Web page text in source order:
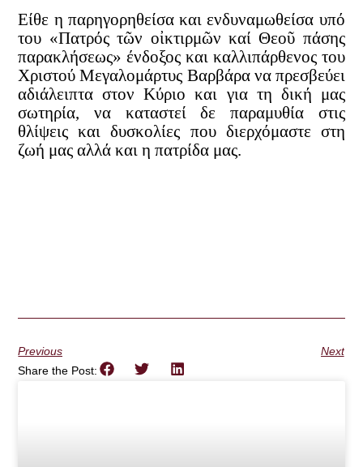
Είθε η παρηγορηθείσα και ενδυναμωθείσα υπό
του «Πατρός τῶν οἰκτιρμῶν καί Θεοῦ πάσης
παρακλήσεως» ένδοξος και καλλιπάρθενος του
Χριστού Μεγαλομάρτυς Βαρβάρα να πρεσβεύει
αδιάλειπτα στον Κύριο και για τη δική μας
σωτηρία, να καταστεί δε παραμυθία στις
θλίψεις και δυσκολίες που διερχόμαστε στη
ζωή μας αλλά και η πατρίδα μας.
Previous
Next
Share the Post: